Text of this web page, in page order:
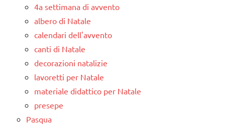
4a settimana di avvento
albero di Natale
calendari dell'avvento
canti di Natale
decorazioni natalizie
lavoretti per Natale
materiale didattico per Natale
presepe
Pasqua